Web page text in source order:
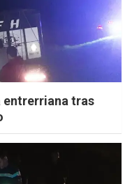
entrerriana tras